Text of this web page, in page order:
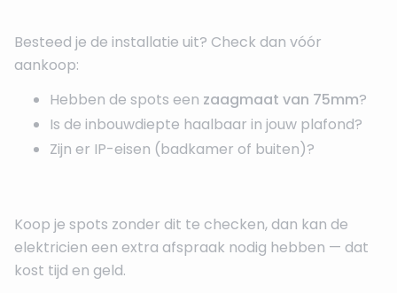
Besteed je de installatie uit? Check dan vóór
aankoop:
Hebben de spots een zaagmaat van 75mm?
Is de inbouwdiepte haalbaar in jouw plafond?
Zijn er IP-eisen (badkamer of buiten)?
Koop je spots zonder dit te checken, dan kan de
elektricien een extra afspraak nodig hebben — dat
kost tijd en geld.